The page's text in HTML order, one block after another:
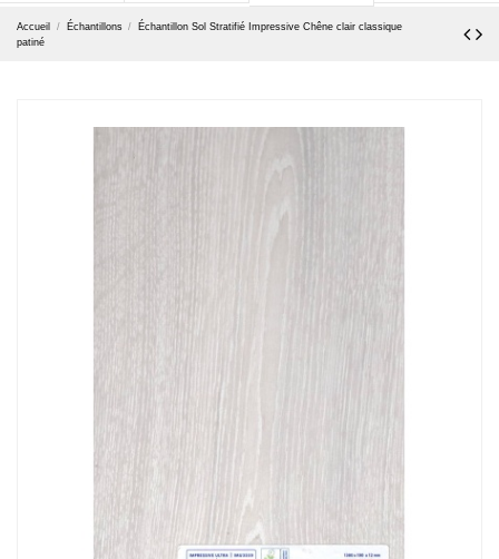
Accueil Échantillons
Échantillon Sol Stratifié Impressive Chêne clair classique
patiné